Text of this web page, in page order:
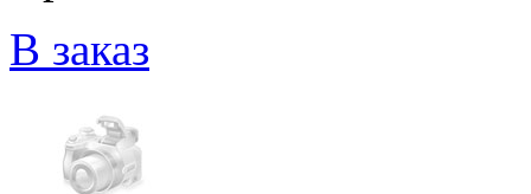
В заказ